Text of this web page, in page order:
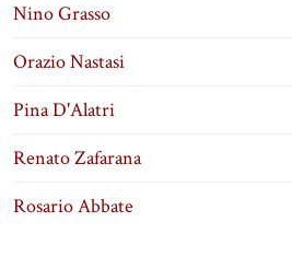
Nino Grasso
Orazio Nastasi
Pina D'Alatri
Renato Zafarana
Rosario Abbate